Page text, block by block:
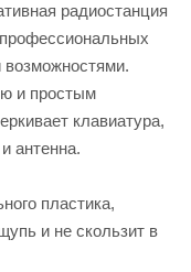
радиостанция
и простым
клавиатура,
антенна.
пластика,
и не скользит в